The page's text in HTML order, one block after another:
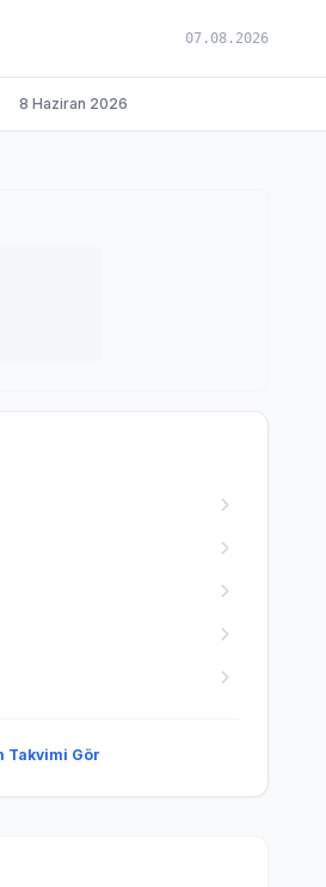
07.08.2026
8 Haziran 2026
Takvimi Gör